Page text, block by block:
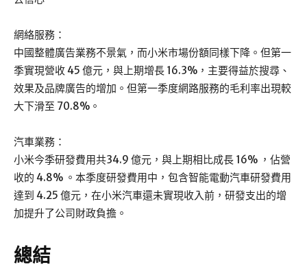
網絡服務：
中國整體廣告業務不景氣，而小米市場份額同樣下降。但第一
季實現營收 45 億元，與上期增長 16.3%，主要得益於搜尋、
效果及品牌廣告的增加。但第一季度網路服務的毛利率出現較
大下滑至 70.8%。
汽車業務：
小米今季研發費用共34.9 億元，與上期相比成長 16% ，佔營
收的 4.8% 。本季度研發費用中，包含智能電動汽車研發費用
達到 4.25 億元，在小米汽車還未實現收入前，研發支出的增
加提升了公司財政負擔。
總結